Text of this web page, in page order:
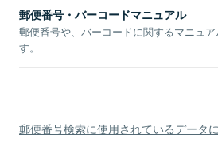
郵便番号・バーコードマニュアル
郵便番号や、バーコードに関するマニュ
す。
郵便番号検索に使用されているデータ